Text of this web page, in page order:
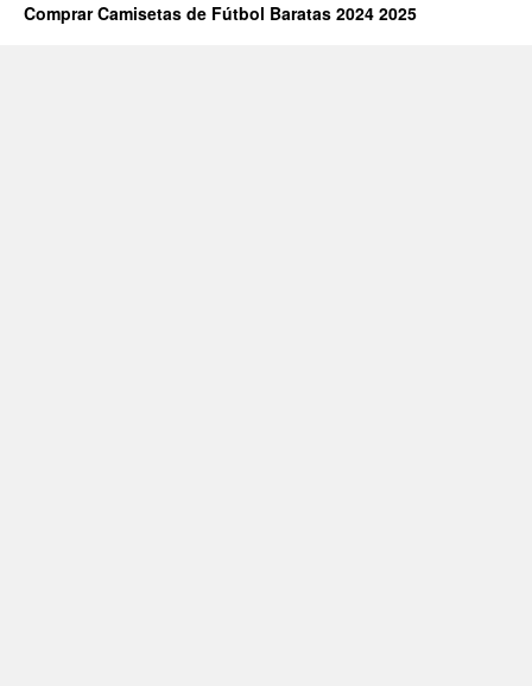
Comprar Camisetas de Fútbol Baratas 2024 2025